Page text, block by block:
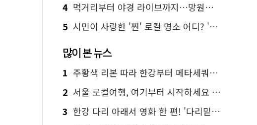
4 먹거리부터 야경 라이브까지…망원한강공원 알짜 코스
5 시민이 사랑한 '찐' 로컬 명소 어디? '서울에디션25' 추천 코스
많이 본 뉴스
1 주황색 리본 따라 한강부터 메타세쿼이아 숲길까지…서울둘레길 15코스
2 서울 로컬여행, 여기부터 시작하세요 '서울에디션25'
3 한강 다리 아래서 영화 한 편! '다리밑 영화관' 무료 상영